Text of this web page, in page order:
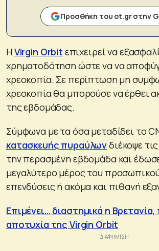
Προσθήκη του ot.gr στην
ΗVirgin Orbit επιχειρεί να
χρηματοδότηση ώστε να να
χρεοκοπία. Σε περίπτωση μη
χρεοκοπία θα μπορούσε να έρθει
της εβδομάδας.
Σύμφωνα με τα όσα μεταδίδει το
κατασκευής πυραύλωνδιέκοψε
την περασμένη εβδομάδα και
μεγαλύτερο μέρος του
επενδύσεις ή ακόμα και πιθανή
Επιμένει… διαστημικά η
αποτυχία της Virgin Orbit